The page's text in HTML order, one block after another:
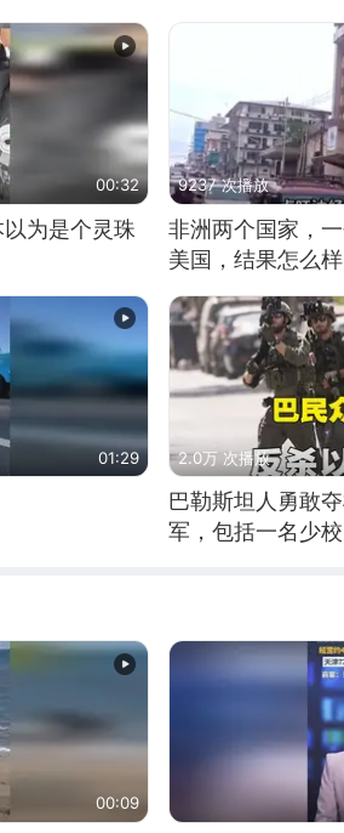
00:32
为是个灵珠
9237 次播放
非洲两个国家，
美国，结果怎么样
01:29 2.0万 次播放
巴勒斯坦人勇敢
军，包括一名少校
00:09